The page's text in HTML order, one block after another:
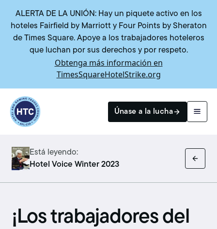
ALERTA DE LA UNIÓN: Hay un piquete activo en los
hoteles Fairfield by Marriott y Four Points by Sheraton
de Times Square. Apoye a los trabajadores hoteleros
que luchan por sus derechos y por respeto.
Obtenga más información en
TimesSquareHotelStrike.org
Buscar
Return to homepage
Únase a la lucha
Está leyendo:
Hotel Voice Winter 2023
¡Los trabajadores del